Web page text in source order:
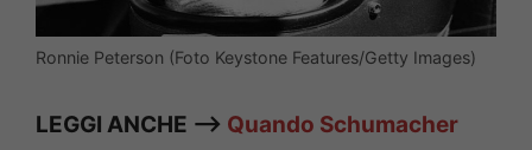
Ronnie Peterson (Foto Keystone Features/Getty Images)
LEGGI ANCHE —> Quando Schumacher